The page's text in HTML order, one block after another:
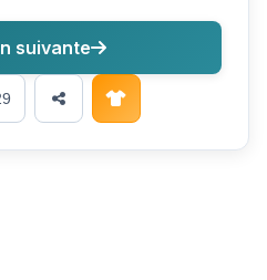
suivante